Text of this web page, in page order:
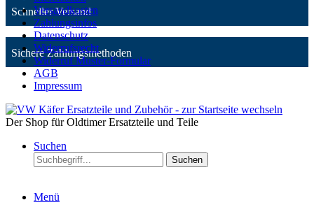
Schneller Versand
Sichere Zahlungsmethoden
Versandkosten
Zahlungsinfos
Datenschutz
Widerrufsrecht
Widerruf Muster-Formular
AGB
Impressum
Der Shop für Oldtimer Ersatzteile und Teile
Suchen
Suchen
Menü